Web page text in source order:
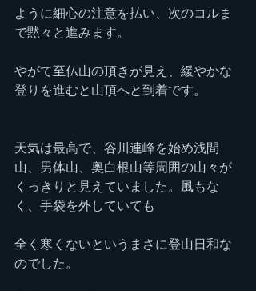
ように細心の注意を払い、次のコルま
で黙々と進みます。
やがて至仏山の頂きが見え、緩やかな
登りを進むと山頂へと到着です。
天気は最高で、谷川連峰を始め浅間
山、男体山、奥白根山等周囲の山々が
くっきりと見えていました。風もな
く、手袋を外していても
全く寒くないというまさに登山日和な
のでした。